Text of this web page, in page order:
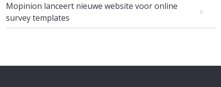
Mopinion lanceert nieuwe website voor online
survey templates